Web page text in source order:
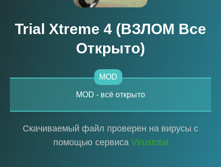
Trial Xtreme 4 (ВЗЛОМ Все
Открыто)
MOD
MOD - всё открыто
Скачиваемый файл проверен на вирусы с
помощью сервиса Virustotal